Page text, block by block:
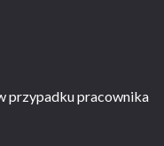
przypadku pracownika